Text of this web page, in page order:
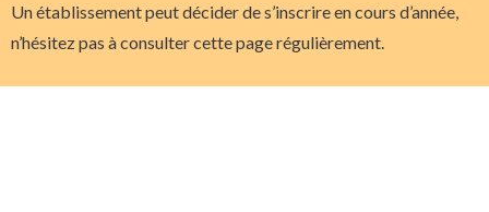
Un établissement peut décider de s’inscrire en cours d’année,
n’hésitez pas à consulter cette page régulièrement.